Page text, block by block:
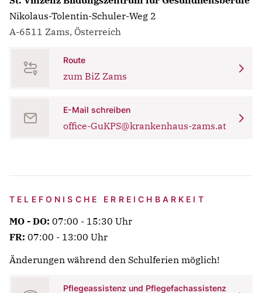
Nikolaus-Tolentin-Schuler-Weg 2
A-6511 Zams, Österreich
Route
zum BiZ Zams
E-Mail schreiben
office-GuKPS@krankenhaus-zams.at
TELEFONISCHE ERREICHBARKEIT
MO - DO: 07:00 - 15:30 Uhr
FR: 07:00 - 13:00 Uhr
Änderungen während den Schulferien möglich!
Pflegeassistenz und Pflegefachassistenz